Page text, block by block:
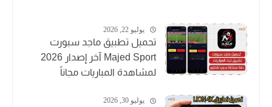
يوليو 22, 2026
تحميل تطبيق ماجد سبورت
Majed Sport آخر إصدار 2026
لمشاهدة المباريات مجاناً
يوليو 30, 2026